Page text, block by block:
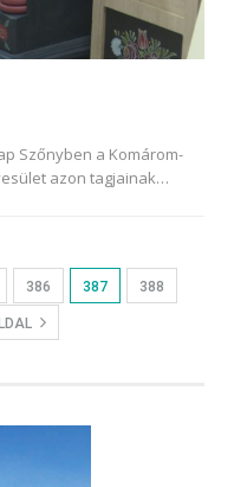
Szőnyben a Komárom-
azon tagjainak…
386 387 388